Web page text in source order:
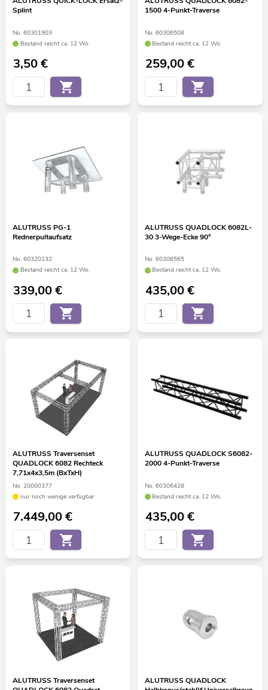
Splint
No. 60301903
Bestand reicht ca. 12 Wo.
3,50€
1500 4-Punkt-Traverse
No. 60306508
Bestand reicht ca. 12 Wo.
259,00€
ALUTRUSS PG-1
Rednerpultaufsatz
No. 60320132
Bestand reicht ca. 12 Wo.
339,00€
ALUTRUSS QUADLOCK 6082L-
30 3-Wege-Ecke 90°
No. 60306565
Bestand reicht ca. 12 Wo.
435,00€
ALUTRUSS Traversenset
QUADLOCK 6082 Rechteck
7,71x4x3,5m (BxTxH)
No. 20000377
nur noch wenige verfügbar
7.449,00€
ALUTRUSS QUADLOCK S6082-
2000 4-Punkt-Traverse
No. 60306428
Bestand reicht ca. 12 Wo.
435,00€
ALUTRUSS Traversenset
ALUTRUSS QUADLOCK